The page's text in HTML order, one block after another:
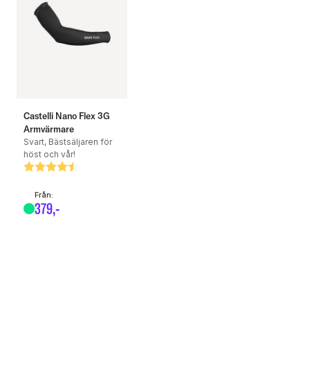
Castelli Nano Flex 3G
Armvärmare
Svart, Bästsäljaren för
höst och vår!
Betyg:
4.8 utav 5 stjärnor
379,-
Från: